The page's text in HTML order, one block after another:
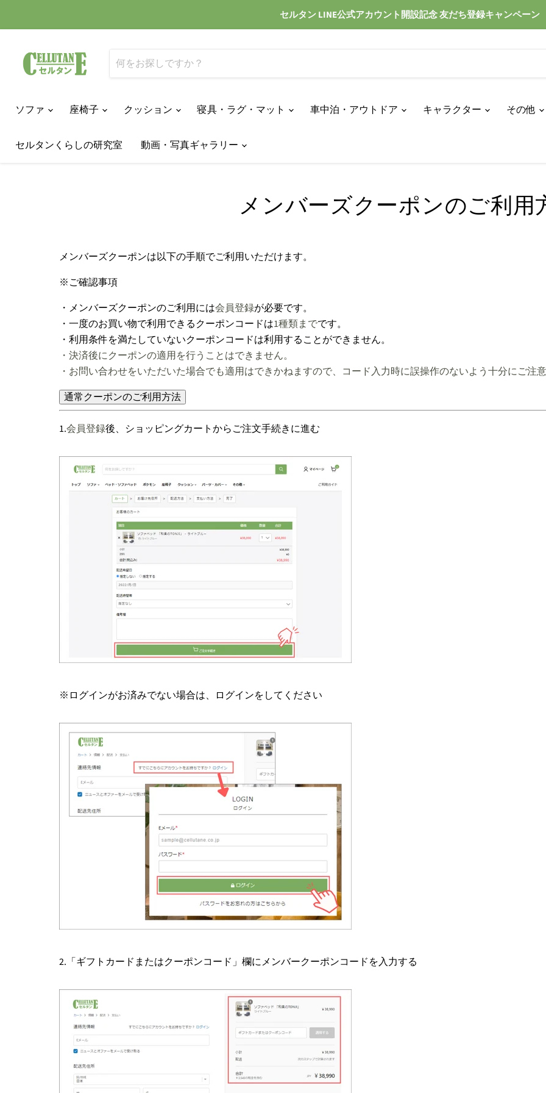
セルタン LINE公式アカウント開設記念 友だち登録キャンペーン
ソファ 座椅子 クッション 寝具・ラグ・マット 車中泊・アウトドア キャラクター その他
セルタンくらしの研究室 動画・写真ギャラリー
メンバーズクーポンのご利用
メンバーズクーポンは以下の手順でご利用いただけます。
※ご確認事項
・メンバーズクーポンのご利用には会員登録が必要です。
・一度のお買い物で利用できるクーポンコードは1種類までです。
・利用条件を満たしていないクーポンコードは利用することができません。
・決済後にクーポンの適用を行うことはできません。
・お問い合わせをいただいた場合でも適用はできかねますので、コード入力時に誤操作のないよう十分にご注意
通常クーポンのご利用方法
1.会員登録後、ショッピングカートからご注文手続きに進む
※ログインがお済みでない場合は、ログインをしてください
2.「ギフトカードまたはクーポンコード」欄にメンバークーポンコードを入力する